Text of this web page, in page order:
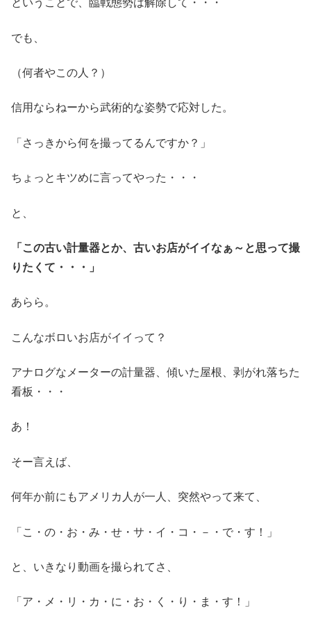
ということで、臨戦態勢は解除して・・・
でも、
（何者やこの人？）
信用ならねーから武術的な姿勢で応対した。
「さっきから何を撮ってるんですか？」
ちょっとキツめに言ってやった・・・
と、
「この古い計量器とか、古いお店がイイなぁ～と思って撮
りたくて・・・」
あらら。
こんなボロいお店がイイって？
アナログなメーターの計量器、傾いた屋根、剥がれ落ちた
看板・・・
あ！
そー言えば、
何年か前にもアメリカ人が一人、突然やって来て、
「こ・の・お・み・せ・サ・イ・コ・－・で・す！」
と、いきなり動画を撮られてさ、
「ア・メ・リ・カ・に・お・く・り・ま・す！」